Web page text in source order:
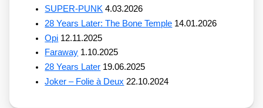
SUPER-PUNK 4.03.2026
28 Years Later: The Bone Temple 14.01.2026
Opi 12.11.2025
Faraway 1.10.2025
28 Years Later 19.06.2025
Joker – Folie à Deux 22.10.2024